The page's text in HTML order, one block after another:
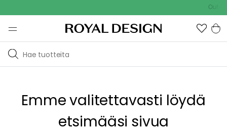
Emme valitettavasti löydä
etsimääsi sivua